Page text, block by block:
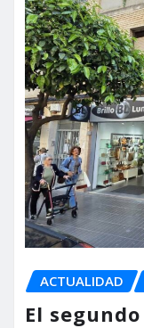
ACTUALIDAD
El